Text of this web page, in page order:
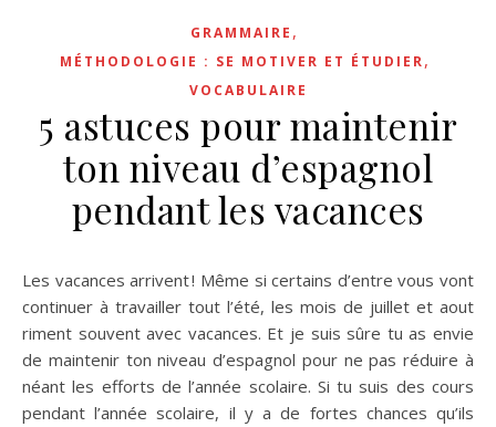
GRAMMAIRE ,
MÉTHODOLOGIE : SE MOTIVER ET ÉTUDIER,
VOCABULAIRE
5 astuces pour maintenir
ton niveau d’espagnol
pendant les vacances
Les vacances arrivent ! Même si certains d’entre vous vont
continuer à travailler tout l’été, les mois de juillet et aout
riment souvent avec vacances. Et je suis sûre tu as envie
de maintenir ton niveau d’espagnol pour ne pas réduire à
néant les efforts de l’année scolaire. Si tu suis des cours
pendant l’année scolaire, il y a de fortes chances qu’ils